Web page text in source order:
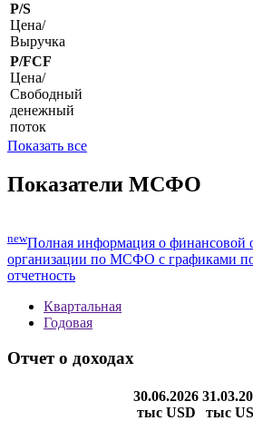
P/S
Цена/
Выручка
P/FCF
Цена/
Свободный
денежный
поток
Показать все
Показатели МСФО
newПолная информация о финансовой
организации по МСФО с графиками
отчетность
Квартальная
Годовая
Отчет о доходах
30.06.2026
тыс USD
тыс